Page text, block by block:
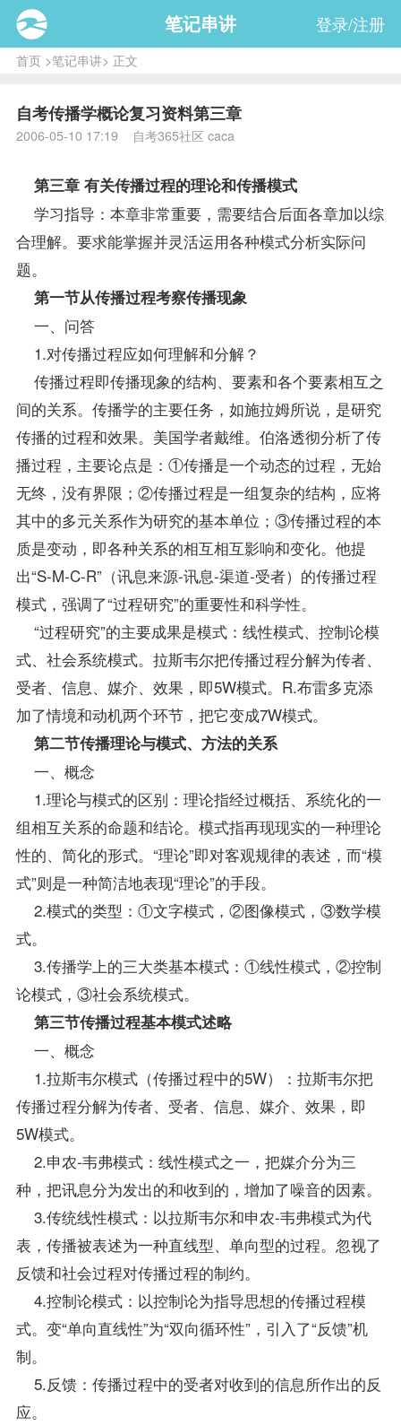
笔记串讲 登录/注册
首页>笔记串讲> 正文
自考传播学概论复习资料第三章
2006-05-10 17:19 自考365社区 caca
第三章 有关传播过程的理论和传播模式
学习指导 ：本章非常重要，需要结合后面各章加以综
合理解。要求能掌握并灵活运用各种模式分析实际问
题。
第一节从传播过程考察传播现象
一、问答
1.对传播过程应如何理解和分解？
传播过程即传播现象的结构、要素和各个要素相互之
间的关系。传播学的主要任务，如施拉姆所说，是研究
传播的过程和效果。美国学者戴维。伯洛透彻分析了传
播过程，主要论点是：①传播是一个动态的过程，无始
无终，没有界限；②传播过程是一组复杂的结构，应将
其中的多元关系作为研究的基本单位；③传播过程的本
质是变动，即各种关系的相互相互影响和变化。他提
出“S-M-C-R”（讯息来源-讯息-渠道-受者）的传播过程
模式，强调了“过程研究”的重要性和科学性。
“过程研究”的主要成果是模式：线性模式、控制论模
式、社会系统模式。拉斯韦尔把传播过程分解为传者、
受者、信息、媒介、效果，即5W模式。R.布雷多克添
加了情境和动机两个环节，把它变成7W模式。
第二节传播理论与模式、方法的关系
一、概念
1.理论与模式的区别：理论指经过概括、系统化的一
组相互关系的命题和结论。模式指再现现实的一种理论
性的、简化的形式。“理论”即对客观规律的表述，而“模
式”则是一种简洁地表现“理论”的手段。
2.模式的类型：①文字模式，②图像模式，③数学模
式。
3.传播学上的三大类基本模式：①线性模式，②控制
论模式，③社会系统模式。
第三节传播过程基本模式述略
一、概念
1.拉斯韦尔模式（传播过程中的5W）：拉斯韦尔把
传播过程分解为传者、受者、信息、媒介、效果，即
5W模式。
2.申农-韦弗模式：线性模式之一，把媒介分为三
种，把讯息分为发出的和收到的，增加了噪音的因素。
3.传统线性模式：以拉斯韦尔和申农-韦弗模式为代
表，传播被表述为一种直线型、单向型的过程。忽视了
反馈和社会过程对传播过程的制约。
4.控制论模式：以控制论为指导思想的传播过程模
式。变“单向直线性”为“双向循环性”，引入了“反馈”机
制。
5.反馈：传播过程中的受者对收到的信息所作出的反
应。